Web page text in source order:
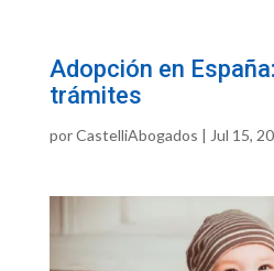
Adopción en
trámites
porCastelliAbogados | Jul 15,